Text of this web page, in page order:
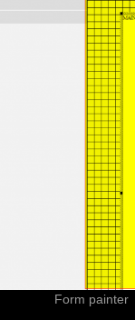
Form painter